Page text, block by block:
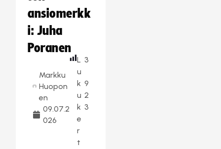
ansiomerkk
i: Juha
Poranen
Markku
Huopon
en
09.07.2
026
L
u
k
u
k
e
r
t
3
9
2
3